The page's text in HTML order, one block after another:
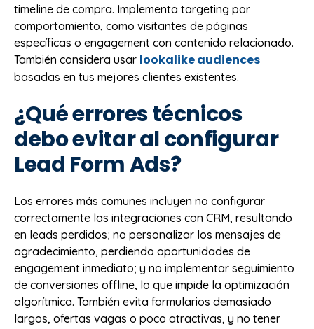
timeline de compra. Implementa targeting por
comportamiento, como visitantes de páginas
específicas o engagement con contenido relacionado.
También considera usar lookalike audiences
basadas en tus mejores clientes existentes.
¿Qué errores técnicos
debo evitar al configurar
Lead Form Ads?
Los errores más comunes incluyen no configurar
correctamente las integraciones con CRM, resultando
en leads perdidos; no personalizar los mensajes de
agradecimiento, perdiendo oportunidades de
engagement inmediato; y no implementar seguimiento
de conversiones offline, lo que impide la optimización
algorítmica. También evita formularios demasiado
largos, ofertas vagas o poco atractivas, y no tener